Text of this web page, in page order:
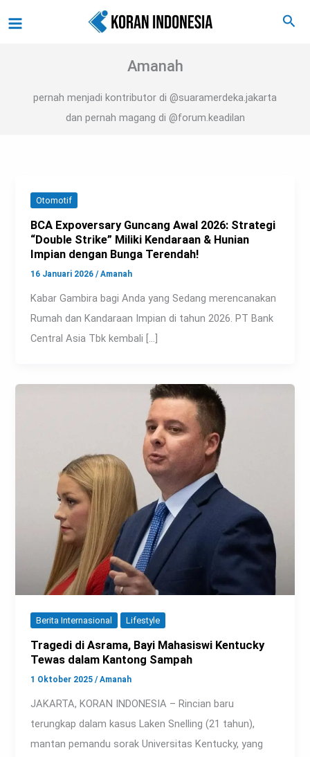
ke
Cari
Amanah
pernah menjadi kontributor di @suaramerdeka.jakarta
dan pernah magang di @forum.keadilan
Otomotif
BCA Expoversary Guncang Awal 2026: Strategi
“Double Strike” Miliki Kendaraan & Hunian
Impian dengan Bunga Terendah!
16 Januari 2026/Amanah
Kabar Gambira bagi Anda yang Sedang merencanakan
Rumah dan Kandaraan Impian di tahun 2026. PT Bank
Central Asia Tbk kembali […]
Berita Internasional Lifestyle
Tragedi di Asrama, Bayi Mahasiswi Kentucky
Tewas dalam Kantong Sampah
1 Oktober 2025/Amanah
JAKARTA, KORAN INDONESIA – Rincian baru
terungkap dalam kasus Laken Snelling (21 tahun),
mantan pemandu sorak Universitas Kentucky, yang